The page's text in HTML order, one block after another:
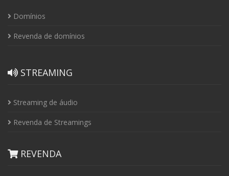
Domínios
Revenda de domínios
STREAMING
Streaming de áudio
Revenda de Streamings
REVENDA